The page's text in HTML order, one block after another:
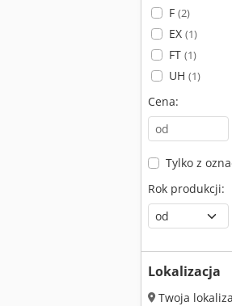
F (2)
EX (1)
FT (1)
UH (1)
Cena:
Tylko z
Rok produkcji:
Lokalizacja
Twoja